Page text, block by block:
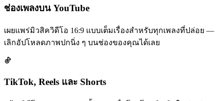
ช่องเพลงบน YouTube
เผยแพร่มิวสิควิดีโอ 16:9 แบบเต็มเรื่องสำหรับทุกเพลงที่ปล่อย —
เลิกอัปโหลดภาพปกนิ่ง ๆ บนช่องของคุณได้เลย
TikTok, Reels และ Shorts